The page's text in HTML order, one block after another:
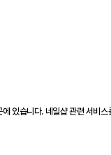
습니다. 네일샵 관련 서비